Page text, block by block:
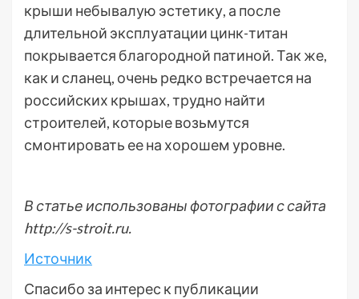
крыши небывалую эстетику, а после
длительной эксплуатации цинк-титан
покрывается благородной патиной. Так же,
как и сланец, очень редко встречается на
российских крышах, трудно найти
строителей, которые возьмутся
смонтировать ее на хорошем уровне.
В статье использованы фотографии с сайта
http://s-stroit.ru.
Источник
Спасибо за интерес к публикации